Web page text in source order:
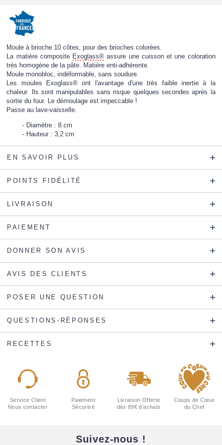
Moule à brioche 10 côtes, pour des brioches colorées.
La matière composite Exoglass® assure une cuisson et une coloration
très homogène de la pâte. Matière enti-adhérente.
Moule monobloc, indéformable, sans soudure.
Les moules Exoglass® ont l'avantage d'une très faible inertie à la
chaleur. Ils sont manipulables sans risque quelques secondes après la
sortie du four. Le démoulage est impeccable !
Passe au lave-vaisselle.
Diamètre : 8 cm
Hauteur : 3,2 cm
EN SAVOIR PLUS
POINTS FIDÉLITÉ
LIVRAISON
PAIEMENT
DONNER SON AVIS
AVIS DES CLIENTS
POSER UNE QUESTION
QUESTIONS-RÉPONSES
RECETTES
Service Client
Nous contacter
Paiement
Sécurisé
Livraison Offerte
dès 89€ d'achats
Coups de Cœur
du Chef
Suivez-nous !